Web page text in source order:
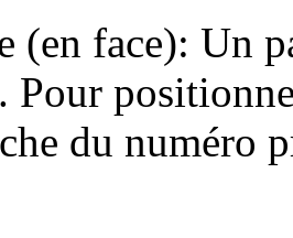
(en face): Un
Pour
du numéro